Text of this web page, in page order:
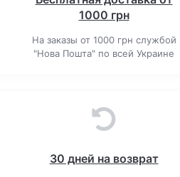
1000 грн
На заказы от 1000 грн службой
"Нова Пошта" по всей Украине
30 дней на возврат